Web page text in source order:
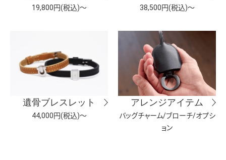
19,800円(税込)～ 38,500円(税込)～
遺骨ブレスレット
44,000円(税込)～
アレンジアイテム
バッグチャーム/ブローチ/オプシ
ョン